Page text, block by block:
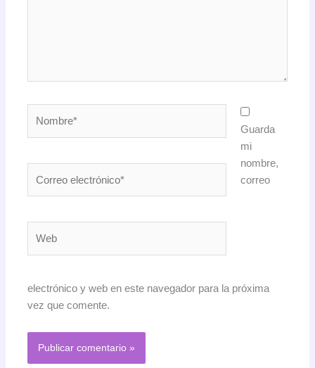
Guarda
mi
nombre,
correo
electrónico y web en este navegador para la próxima
vez que comente.